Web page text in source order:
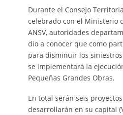
Durante el Consejo
celebrado con el Ministerio
ANSV, autoridades
dio a conocer que como
para disminuir los
se implementará la
Pequeñas Grandes Obras.
En total serán seis
desarrollarán en su capital